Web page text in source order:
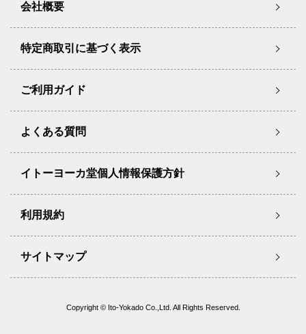
会社概要
特定商取引に基づく表示
ご利用ガイド
よくある質問
イトーヨーカ堂個人情報保護方針
利用規約
サイトマップ
Copyright © Ito-Yokado Co.,Ltd. All Rights Reserved.